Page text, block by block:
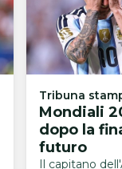
Tribuna
Mondiali
dopo la
futuro
Il capitano